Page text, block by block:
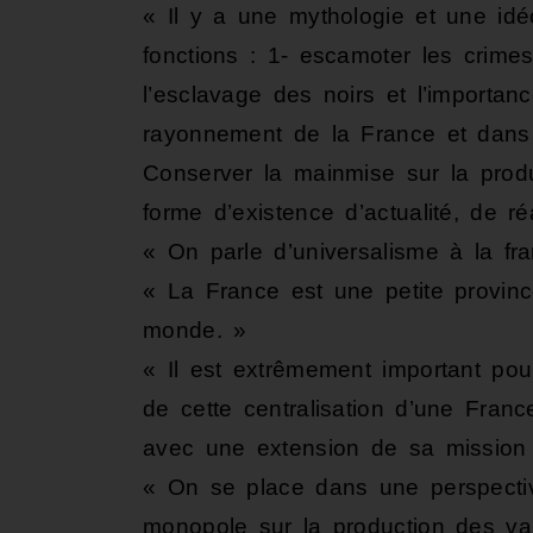
« Il y a une mythologie et une
fonctions : 1- escamoter les
l’esclavage des noirs et
rayonnement de la France et
Conserver la mainmise sur la
forme d’existence d’actualité, de
« On parle d’universalisme à la
« La France est une petite
monde. »
« Il est extrêmement important
de cette centralisation d’une
avec une extension de sa mission
« On se place dans une
monopole sur la production des